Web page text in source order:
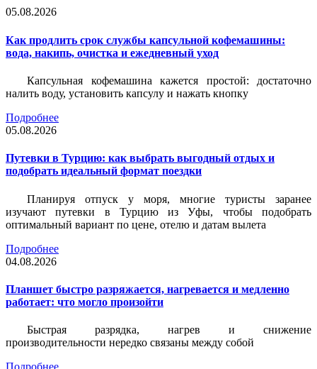
05.08.2026
Как продлить срок службы капсульной кофемашины:
вода, накипь, очистка и ежедневный уход
Капсульная кофемашина кажется простой: достаточно
налить воду, установить капсулу и нажать кнопку
Подробнее
05.08.2026
Путевки в Турцию: как выбрать выгодный отдых и
подобрать идеальный формат поездки
Планируя отпуск у моря, многие туристы заранее
изучают путевки в Турцию из Уфы, чтобы подобрать
оптимальный вариант по цене, отелю и датам вылета
Подробнее
04.08.2026
Планшет быстро разряжается, нагревается и медленно
работает: что могло произойти
Быстрая разрядка, нагрев и снижение
производительности нередко связаны между собой
Подробнее